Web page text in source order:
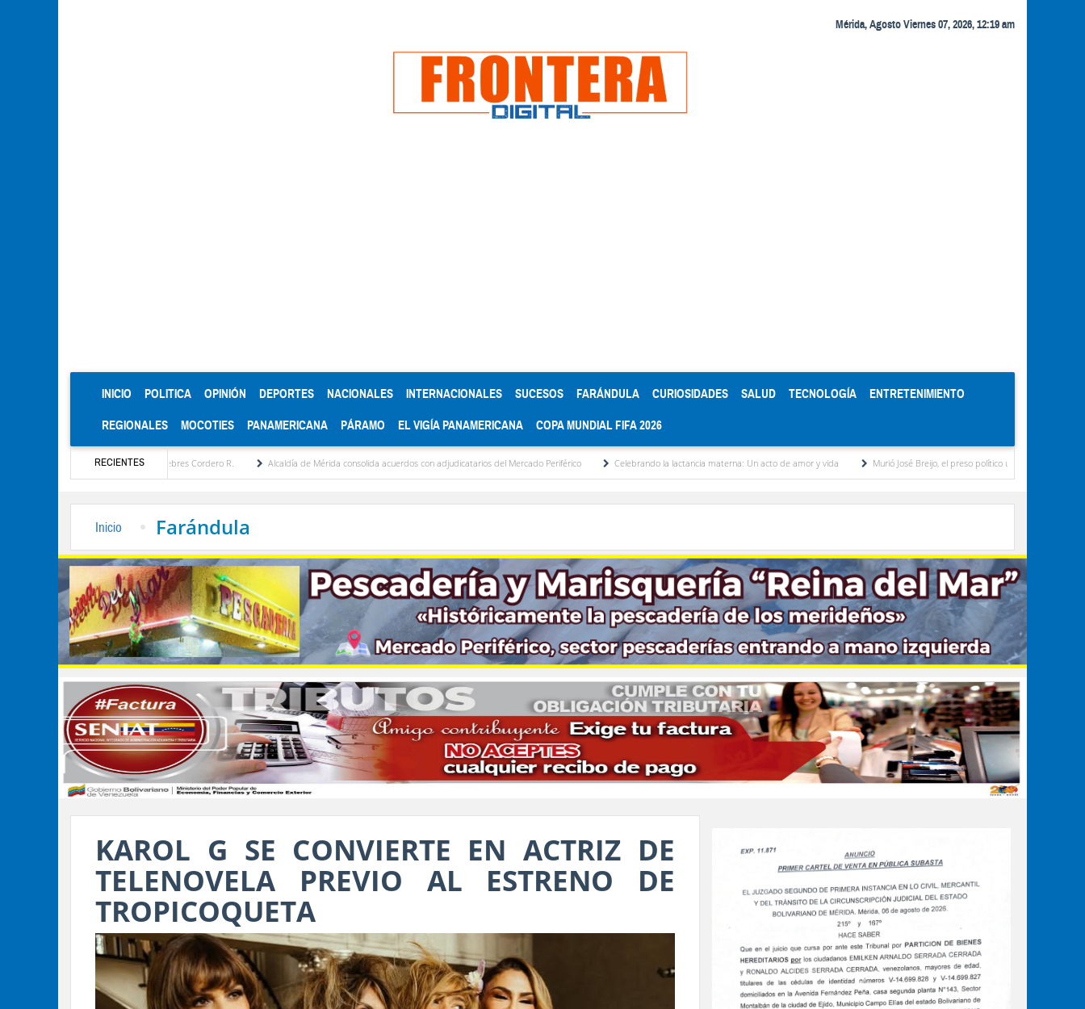
Mérida, Agosto Viernes 07, 2026, 12:19 am
INICIO (CURRENT)
POLITICA OPINIÓN DEPORTES NACIONALES INTERNACIONALES SUCESOS FARÁNDULA CURIOSIDADES SALUD TECNOLOGÍA ENTRETENIMIENTO
REGIONALES MOCOTIES PANAMERICANA PÁRAMO EL VIGÍA PANAMERICANA COPA MUNDIAL FIFA 2026
RECIENTES
por María Eugenia Febres Cordero R. Alcaldía de Mérida consolida acuerdos con adjudicatarios del Mercado Periférico Celebrando la lactancia materna: Un acto de amor y vida Murió José Breijo, el preso político uruguayo-venezolano bajo arresto
Inicio Farándula
KAROL G SE CONVIERTE EN ACTRIZ DE
TELENOVELA PREVIO AL ESTRENO DE
TROPICOQUETA